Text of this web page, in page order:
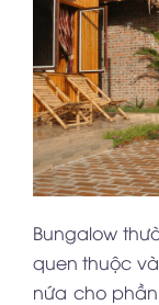
Bungalow
quen thuộc
nứa cho